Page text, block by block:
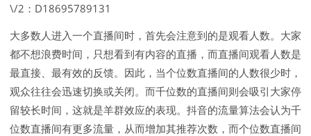
\/2：D18695789131
大多数人进入一个直播间时，首先会注意到的是观看人数。大家
都不想浪费时间，只想看到有内容的直播，而直播间观看人数是
最直接、最有效的反馈。因此，当个位数直播间的人数很少时，
观众往往会迅速切换或关闭。而千位数的直播间则会吸引大家停
留较长时间，这就是羊群效应的表现。抖音的流量算法会认为千
位数直播间有更多流量，从而增加其推荐次数，而个位数直播间